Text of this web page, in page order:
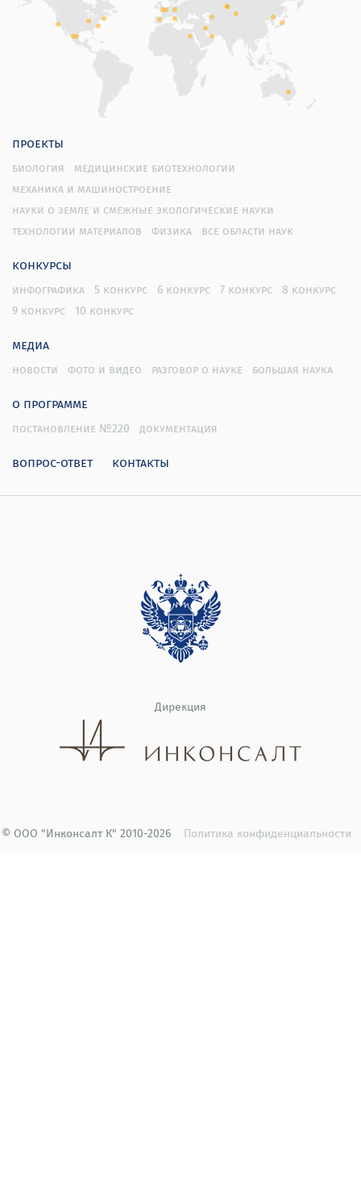
проекты
биология
медицинские биотехнологии
механика и машиностроение
науки о земле и смежные экологические науки
технологии материалов
физика все области наук
конкурсы
инфографика 5 конкурс 6 конкурс 7 конкурс
8 конкурс
9 конкурс
10 конкурс
медиа
новости фото и видео разговор о науке большая наука
о программе
постановление №220 документация
вопрос-ответ контакты
Дирекция
© ООО "Инконсалт К" 2010-2026 Политика конфиденциальности